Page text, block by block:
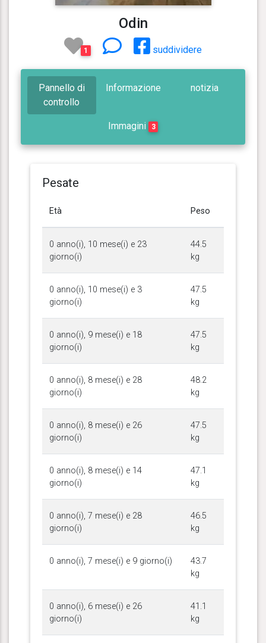
Odin
1 suddividere
Pannello di
controllo
Informazione notizia
Immagini 3
Pesate
Età Peso
0 anno(i), 10 mese(i) e 23
giorno(i)
44.5
kg
0 anno(i), 10 mese(i) e 3
giorno(i)
47.5
kg
0 anno(i), 9 mese(i) e 18
giorno(i)
47.5
kg
0 anno(i), 8 mese(i) e 28
giorno(i)
48.2
kg
0 anno(i), 8 mese(i) e 26
giorno(i)
47.5
kg
0 anno(i), 8 mese(i) e 14
giorno(i)
47.1
kg
0 anno(i), 7 mese(i) e 28
giorno(i)
46.5
kg
0 anno(i), 7 mese(i) e 9 giorno(i)
43.7
kg
0 anno(i), 6 mese(i) e 26
giorno(i)
41.1
kg